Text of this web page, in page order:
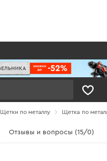
Щетки по металлу Щетка по
Отзывы и вопросы (15/0)